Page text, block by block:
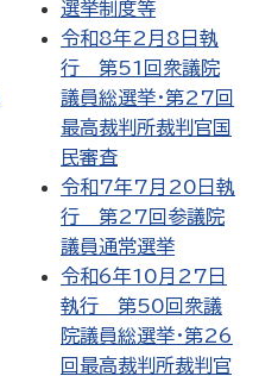
選挙制度等
令和8年2月8日執
行 第51回衆議院
議員総選挙・第27回
最高裁判所裁判官国
民審査
令和7年7月20日執
行 第27回参議院
議員通常選挙
令和6年10月27日
執行 第50回衆議
院議員総選挙・第26
回最高裁判所裁判官